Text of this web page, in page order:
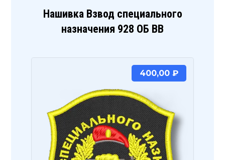
Нашивка Взвод специального
назначения 928 ОБ ВВ
400,00 ₽